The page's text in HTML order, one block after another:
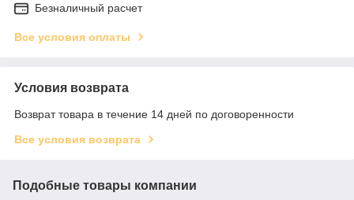
Безналичный расчет
Все условия оплаты
Условия возврата
Возврат товара в течение 14 дней по договоренности
Все условия возврата
Подобные товары компании